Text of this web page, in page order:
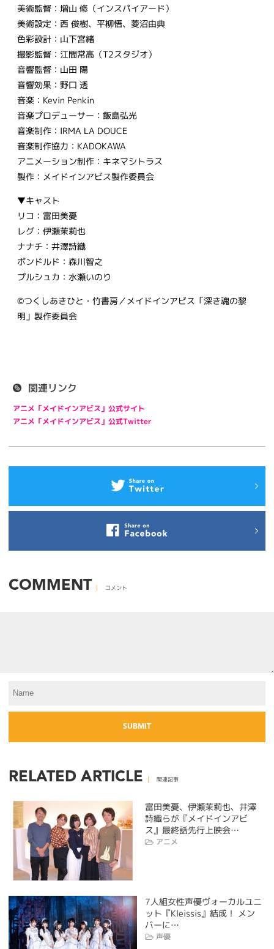
美術監督：増山 修（インスパイアード）
美術設定：西 俊樹、平柳悟、菱沼由典
色彩設計：山下宮緒
撮影監督：江間常高（T2スタジオ）
音響監督：山田 陽
音響効果：野口 透
音楽：Kevin Penkin
音楽プロデューサー：飯島弘光
音楽制作：IRMA LA DOUCE
音楽制作協力：KADOKAWA
アニメーション制作：キネマシトラス
製作：メイドインアビス製作委員会
▼キャスト
リコ：富田美憂
レグ：伊瀬茉莉也
ナナチ：井澤詩織
ボンドルド：森川智之
プルシュカ：水瀬いのり
©つくしあきひと・竹書房／メイドインアビス「深き魂の黎
明」製作委員会
関連リンク
アニメ「メイドインアビス」公式サイト
アニメ「メイドインアビス」公式Twitter
COMMENT コメント
RELATED ARTICLE 関連記事
富田美憂、伊瀬茉莉也、井澤
詩織らが『メイドインアビ
ス』最終話先行上映会…
アニメ
7人組女性声優ヴォーカルユニ
ット『Kleissis』結成！ メン
バーに…
声優